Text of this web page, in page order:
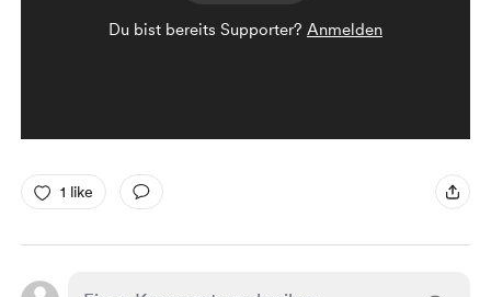
Du bist bereits Supporter? Anmelden
1 like